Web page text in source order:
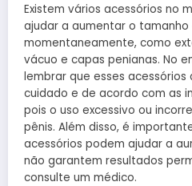
Existem vários acessórios no
ajudar a aumentar o tamanho
momentaneamente, como
vácuo e capas penianas. No
lembrar que esses
cuidado e de acordo com as
pois o uso excessivo ou
pênis. Além disso, é
acessórios podem ajudar a
não garantem resultados
consulte um médico.